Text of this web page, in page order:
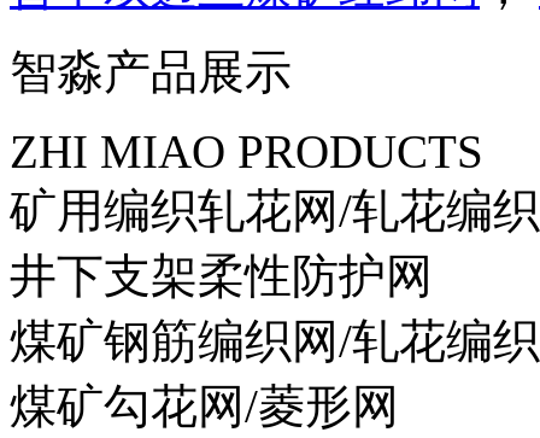
智淼产品展示
ZHI MIAO PRODUCTS
矿用编织轧花网/轧花编
井下支架柔性防护网
煤矿钢筋编织网/轧花编
煤矿勾花网/菱形网